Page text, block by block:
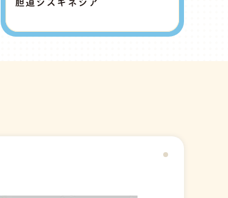
胆道ジスキネジア